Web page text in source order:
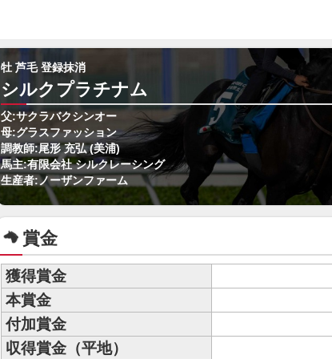
牡 芦毛 登録抹消
シルクプラチナム
父:サクラバクシンオー
母:グラスファッション
調教師:尾形 充弘 (美浦)
馬主:有限会社 シルクレーシング
生産者:ノーザンファーム
賞金
獲得賞金
本賞金
付加賞金
収得賞金（平地）